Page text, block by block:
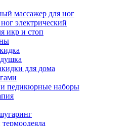
массажер для ног
электрический
икр и стоп
для дома
педикюрные наборы